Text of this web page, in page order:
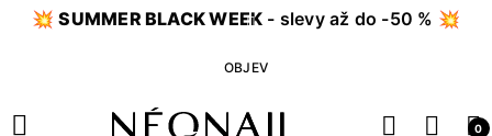
💥SUMMER BLACK WEEK - slevy až do -50 % 💥
OBJEV
0